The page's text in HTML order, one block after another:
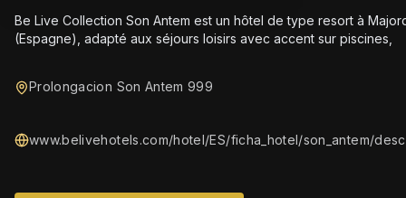
Be Live Collection Son Antem est un hôtel de type resort à
(Espagne), adapté aux séjours loisirs avec accent sur piscines,
Prolongacion Son Antem 999
www.belivehotels.com/hotel/ES/ficha_hotel/son_antem/